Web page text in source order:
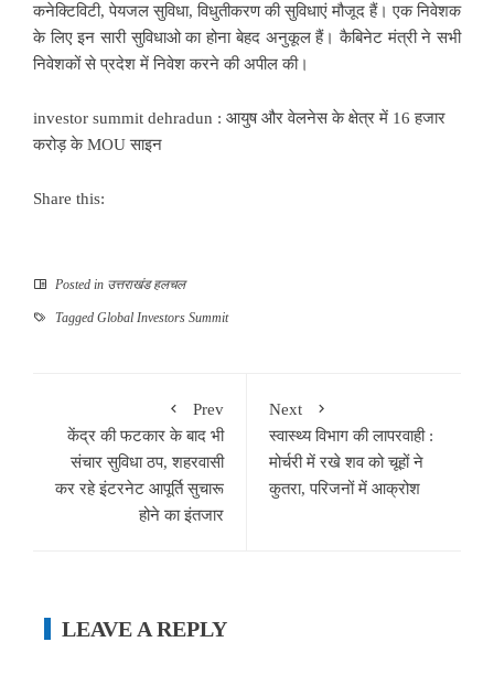
कनेक्टिविटी, पेयजल सुविधा, विधुतीकरण की सुविधाएं मौजूद हैं। एक निवेशक
के लिए इन सारी सुविधाओ का होना बेहद अनुकूल हैं। कैबिनेट मंत्री ने सभी
निवेशकों से प्रदेश में निवेश करने की अपील की।
investor summit dehradun : आयुष और वेलनेस के क्षेत्र में 16 हजार
करोड़ के MOU साइन
Share this:
Posted in उत्तराखंड हलचल
Tagged Global Investors Summit
Prev
केंद्र की फटकार के बाद भी
संचार सुविधा ठप, शहरवासी
कर रहे इंटरनेट आपूर्ति सुचारू
होने का इंतजार
Next
स्वास्थ्य विभाग की लापरवाही :
मोर्चरी में रखे शव को चूहों ने
कुतरा, परिजनों में आक्रोश
LEAVE A REPLY